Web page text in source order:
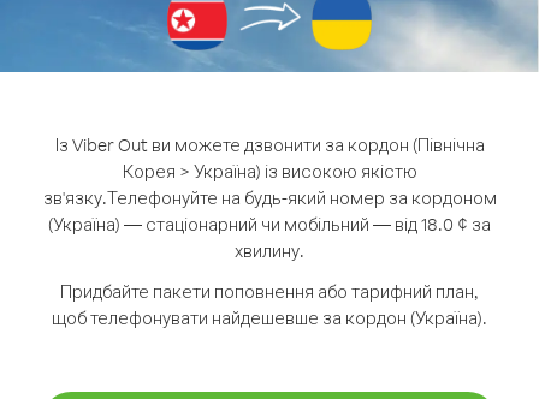
Із Viber Out ви можете дзвонити за кордон (Північна
Корея > Україна) із високою якістю
зв'язку.Телефонуйте на будь-який номер за кордоном
(Україна) — стаціонарний чи мобільний — від 18.0 ¢ за
хвилину.
Придбайте пакети поповнення або тарифний план,
щоб телефонувати найдешевше за кордон (Україна).